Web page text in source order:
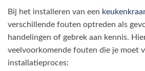
Bij het installeren van een
verschillende fouten optreden als
handelingen of gebrek aan kennis.
veelvoorkomende fouten die je moet
installatieproces: